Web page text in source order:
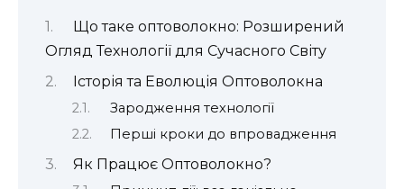
Що таке оптоволокно: Розширений
Огляд Технології для Сучасного Світу
Історія та Еволюція Оптоволокна
Зародження технології
Перші кроки до впровадження
Як Працює Оптоволокно?